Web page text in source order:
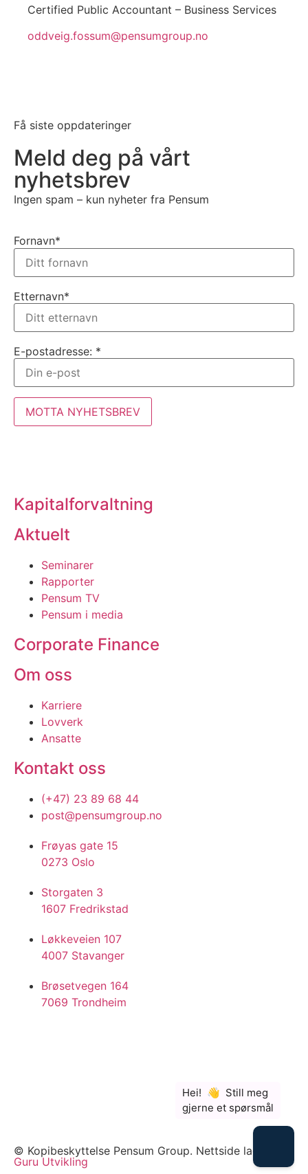
Certified Public Accountant – Business Services
oddveig.fossum@pensumgroup.no
Få siste oppdateringer
Meld deg på vårt
nyhetsbrev
Ingen spam – kun nyheter fra Pensum
Fornavn*
Etternavn*
E-postadresse: *
Kapitalforvaltning
Aktuelt
Seminarer
Rapporter
Pensum TV
Pensum i media
Corporate Finance
Om oss
Karriere
Lovverk
Ansatte
Kontakt oss
(+47) 23 89 68 44
post@pensumgroup.no
Frøyas gate 15
0273 Oslo
Storgaten 3
1607 Fredrikstad
Løkkeveien 107
4007 Stavanger
Brøsetvegen 164
7069 Trondheim
© Kopibeskyttelse Pensum Group. Nettside laget av
Guru Utvikling